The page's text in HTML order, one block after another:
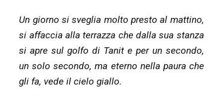
Un giorno si sveglia molto presto al mattino,
si affaccia alla terrazza che dalla sua stanza
si apre sul golfo di Tanit e per un secondo,
un solo secondo, ma eterno nella paura che
gli fa, vede il cielo giallo.